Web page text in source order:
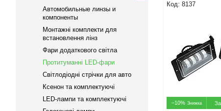
8137
–10%
Автомобильные линзы и
компоненты
Монтажні комплекти для
встановлення лінз
Фари додаткового світла
Протитуманні LED-фари
Світлодіодні стрічки для авто
Ксенон та комплектуючі
LED-лампи та комплектуючі